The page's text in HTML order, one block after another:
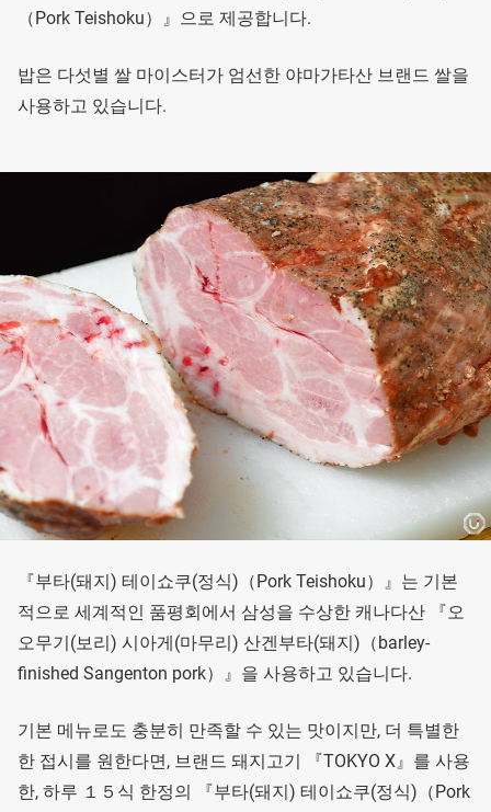
（Pork Teishoku）』으로 제공합니다.
밥은 다섯별 쌀 마이스터가 엄선한 야마가타산 브랜드 쌀을
사용하고 있습니다.
『부타(돼지) 테이쇼쿠(정식)（Pork Teishoku）』는 기본
적으로 세계적인 품평회에서 삼성을 수상한 캐나다산 『오
오무기(보리) 시아게(마무리) 산겐부타(돼지)（barley-
finished Sangenton pork）』을 사용하고 있습니다.
기본 메뉴로도 충분히 만족할 수 있는 맛이지만, 더 특별한
한 접시를 원한다면, 브랜드 돼지고기 『TOKYO X』를 사용
한, 하루 １５식 한정의 『부타(돼지) 테이쇼쿠(정식)（Pork